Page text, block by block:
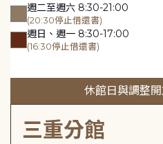
週二至週六 8:30-21:00
(20:30停止借還書)
週日、週一 8:30-17:00
(16:30停止借還書)
休館日與調整
三重分館